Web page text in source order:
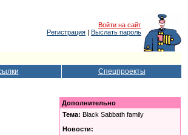
Войти на сайт
Регистрация | Выслать пароль
Спецпроекты
Дополнительно
Тема: Black Sabbath family
Новости: